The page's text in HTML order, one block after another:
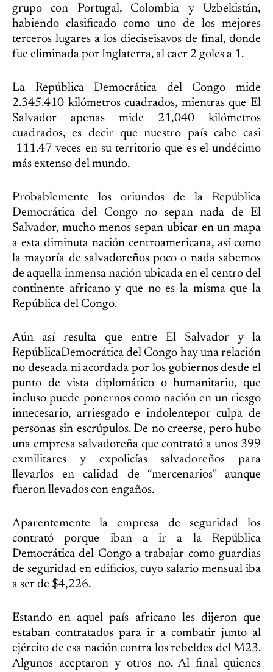
grupo con Portugal, Colombia y Uzbekistán,
habiendo clasificado como uno de los mejores
terceros lugares a los dieciseisavos de final, donde
fue eliminada por Inglaterra, al caer 2 goles a 1.
La República Democrática del Congo mide
2.345.410 kilómetros cuadrados, mientras que El
Salvador apenas mide 21,040 kilómetros
cuadrados, es decir que nuestro país cabe casi
111.47 veces en su territorio que es el undécimo
más extenso del mundo.
Probablemente los oriundos de la República
Democrática del Congo no sepan nada de El
Salvador, mucho menos sepan ubicar en un mapa
a esta diminuta nación centroamericana, así como
la mayoría de salvadoreños poco o nada sabemos
de aquella inmensa nación ubicada en el centro del
continente africano y que no es la misma que la
República del Congo.
Aún así resulta que entre El Salvador y la
RepúblicaDemocrática del Congo hay una relación
no deseada ni acordada por los gobiernos desde el
punto de vista diplomático o humanitario, que
incluso puede ponernos como nación en un riesgo
innecesario, arriesgado e indolentepor culpa de
personas sin escrúpulos. De no creerse, pero hubo
una empresa salvadoreña que contrató a unos 399
exmilitares y expolicías salvadoreños para
llevarlos en calidad de “mercenarios” aunque
fueron llevados con engaños.
Aparentemente la empresa de seguridad los
contrató porque iban a ir a la República
Democrática del Congo a trabajar como guardias
de seguridad en edificios, cuyo salario mensual iba
a ser de $4,226.
Estando en aquel país africano les dijeron que
estaban contratados para ir a combatir junto al
ejército de esa nación contra los rebeldes del M23.
Algunos aceptaron y otros no. Al final quienes